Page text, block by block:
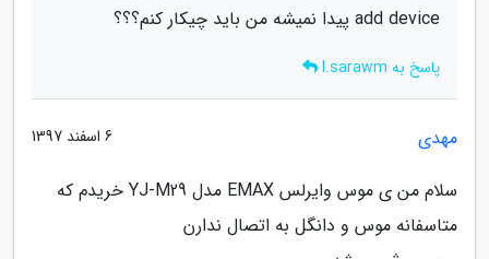
add device پیدا نمیشه من باید چیکار کنم؟؟؟
پاسخ به I.sarawm
مهدی 6 اسفند 1397
سلام من ی موس وایرلس EMAX مدل YJ-M29 خریدم که
متاسفانه موس و دانگل به اتصال ندارن